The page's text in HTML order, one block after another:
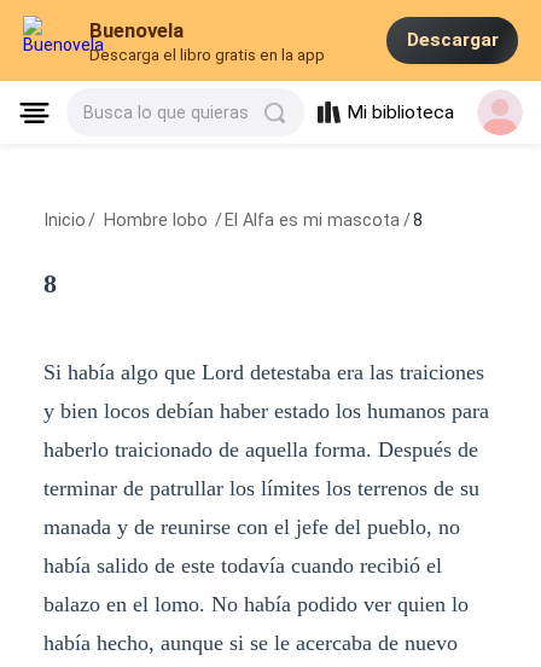
Buenovela
Descarga el libro gratis en la app
Descargar
Busca lo que quieras Mi biblioteca
Inicio / Hombre lobo / El Alfa es mi mascota /8
8
Si había algo que Lord detestaba era las traiciones
y bien locos debían haber estado los humanos para
haberlo traicionado de aquella forma. Después de
terminar de patrullar los límites los terrenos de su
manada y de reunirse con el jefe del pueblo, no
había salido de este todavía cuando recibió el
balazo en el lomo. No había podido ver quien lo
había hecho, aunque si se le acercaba de nuevo